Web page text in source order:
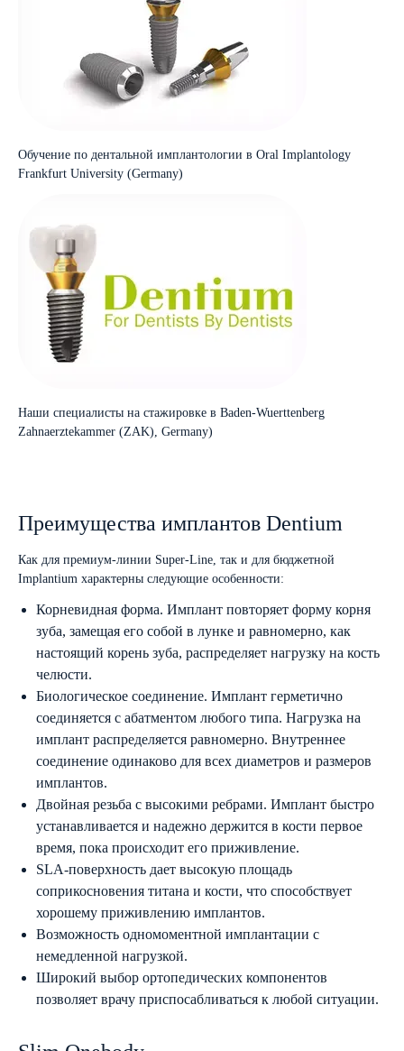
Наши специалисты на стажировке в Baden-Wuerttenberg
Zahnaerztekammer (ZAK), Germany)
Обучение по дентальной имплантологии в Oral Implantology
Frankfurt University (Germany)
Преимущества имплантов Dentium
Как для премиум-линии Super-Line, так и для бюджетной
Implantium характерны следующие особенности:
Корневидная форма. Имплант повторяет форму корня
зуба, замещая его собой в лунке и равномерно, как
настоящий корень зуба, распределяет нагрузку на кость
челюсти.
Биологическое соединение. Имплант герметично
соединяется с абатментом любого типа. Нагрузка на
имплант распределяется равномерно. Внутреннее
соединение одинаково для всех диаметров и размеров
имплантов.
Двойная резьба с высокими ребрами. Имплант быстро
устанавливается и надежно держится в кости первое
время, пока происходит его приживление.
SLA-поверхность дает высокую площадь
соприкосновения титана и кости, что способствует
хорошему приживлению имплантов.
Возможность одномоментной имплантации с
немедленной нагрузкой.
Широкий выбор ортопедических компонентов
позволяет врачу приспосабливаться к любой ситуации.